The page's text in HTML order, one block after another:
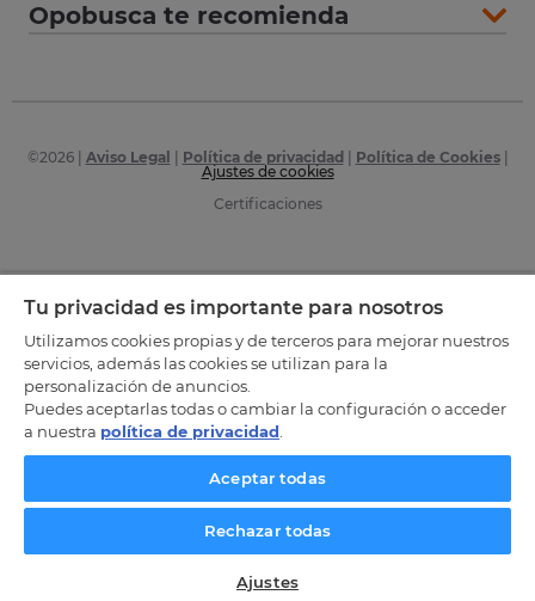
Opobusca te recomienda
©2026| Aviso Legal Política de privacidad Política de Cookies|
Ajustes de cookies
Certificaciones
Tu privacidad es importante para nosotros
Utilizamos cookies propias y de terceros para mejorar nuestros
servicios, además las cookies se utilizan para la
personalización de anuncios.
Puedes aceptarlas todas o cambiar la configuración o acceder
a nuestra política de privacidad
Aceptar todas
Rechazar todas
Ajustes
SOLICITA INFORMACIÓN